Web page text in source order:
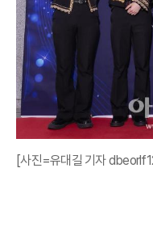
[사진=유대길 기자